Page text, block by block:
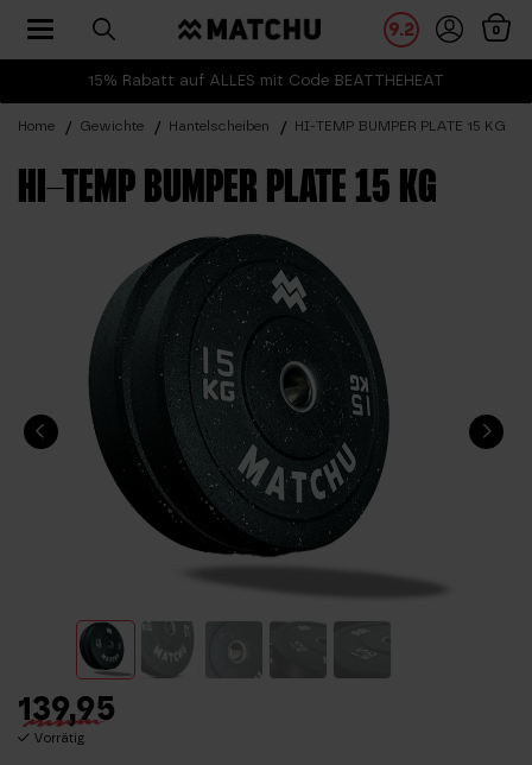
15% Rabatt auf ALLES mit Code BEATTHEHEAT
9.2 0
Toggle navigation
Home Gewichte Hantelscheiben HI-TEMP BUMPER PLATE 15 KG
HI-TEMP BUMPER PLATE 15 KG
139,95
Vorrätig